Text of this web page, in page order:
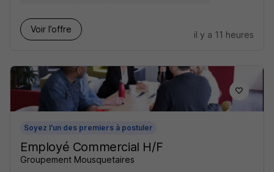
Voir l’offre
il y a 11 heures
Soyez l'un des premiers à postuler
Employé Commercial H/F
Groupement Mousquetaires